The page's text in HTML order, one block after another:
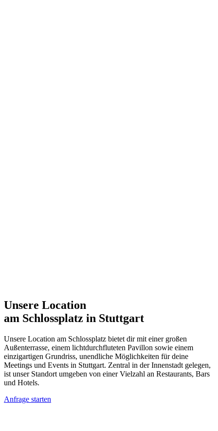
Unsere Location
am Schlossplatz in Stuttgart
Unsere Location am Schlossplatz bietet dir mit einer großen
Außenterrasse, einem lichtdurchfluteten Pavillon sowie einem
einzigartigen Grundriss, unendliche Möglichkeiten für deine
Meetings und Events in Stuttgart. Zentral in der Innenstadt gelegen,
ist unser Standort umgeben von einer Vielzahl an Restaurants, Bars
und Hotels.
Anfrage starten